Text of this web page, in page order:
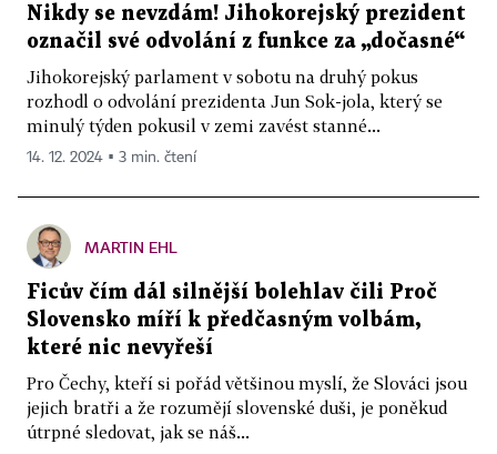
Nikdy se nevzdám! Jihokorejský prezident
označil své odvolání z funkce za „dočasné“
Jihokorejský parlament v sobotu na druhý pokus
rozhodl o odvolání prezidenta Jun Sok-jola, který se
minulý týden pokusil v zemi zavést stanné...
14. 12. 2024 ▪ 3 min. čtení
MARTIN EHL
Ficův čím dál silnější bolehlav čili Proč
Slovensko míří k předčasným volbám,
které nic nevyřeší
Pro Čechy, kteří si pořád většinou myslí, že Slováci jsou
jejich bratři a že rozumějí slovenské duši, je poněkud
útrpné sledovat, jak se náš...